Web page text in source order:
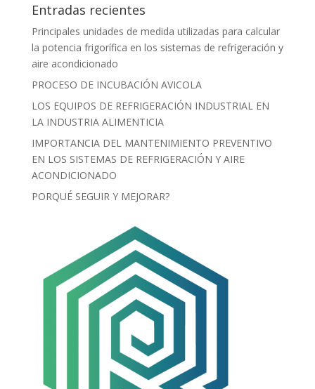
Entradas recientes
Principales unidades de medida utilizadas para calcular
la potencia frigorífica en los sistemas de refrigeración y
aire acondicionado
PROCESO DE INCUBACIÓN AVICOLA
LOS EQUIPOS DE REFRIGERACIÓN INDUSTRIAL EN
LA INDUSTRIA ALIMENTICIA
IMPORTANCIA DEL MANTENIMIENTO PREVENTIVO
EN LOS SISTEMAS DE REFRIGERACIÓN Y AIRE
ACONDICIONADO
PORQUÉ SEGUIR Y MEJORAR?